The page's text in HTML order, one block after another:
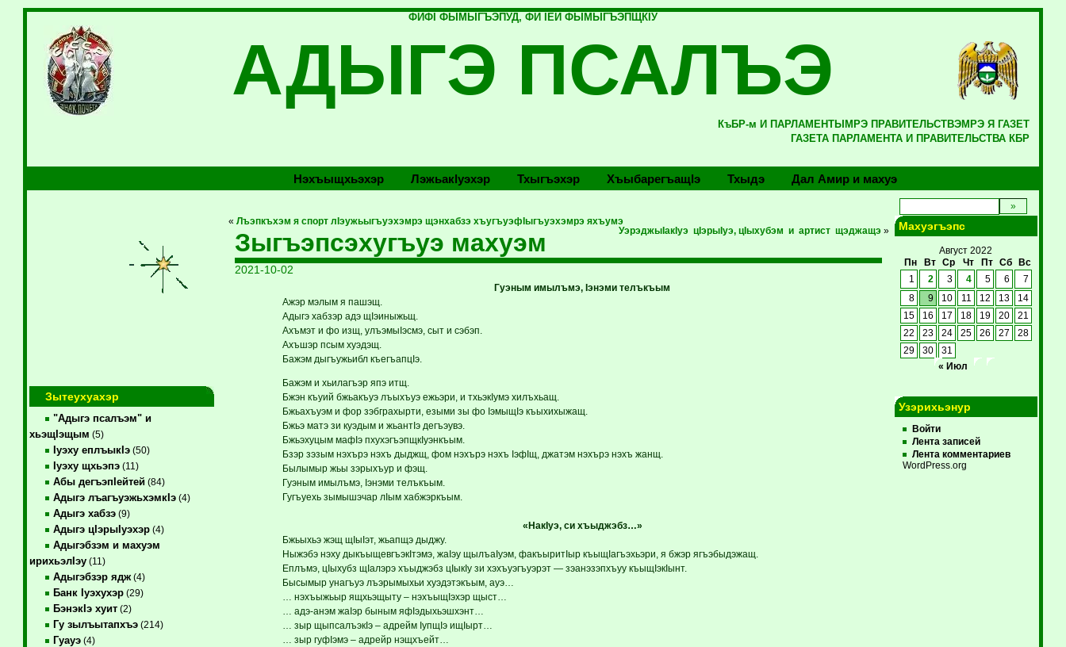
ФИФI ФЫМЫГЪЭПУД, ФИ IЕЙ ФЫМЫГЪЭПЩКIУ
АДЫГЭ ПСАЛЪЭ
КъБР-м И ПАРЛАМЕНТЫМРЭ ПРАВИТЕЛЬСТВЭМРЭ Я ГАЗЕТ
ГАЗЕТА ПАРЛАМЕНТА И ПРАВИТЕЛЬСТВА КБР
Нэхъыщхьэхэр Лэжьакlуэхэр Тхыгъэхэр Хъыбарегъащlэ Тхыдэ Дал Амир и махуэ
Зытеухуахэр
"Адыгэ псалъэм" и
хьэщIэщым (5)
Iуэху еплъыкIэ(50)
Iуэху щхьэпэ(11)
Абы дегъэпIейтей(84)
Адыгэ лъагъуэжьхэмкIэ(4)
Адыгэ хабзэ(9)
Адыгэ цIэрыIуэхэр(4)
Адыгэбзэм и махуэм
ирихьэлIэу(11)
Адыгэбзэр ядж(4)
Банк Iуэхухэр(29)
БэнэкIэ хуит(2)
Гу зылъытапхъэ(214)
Гуауэ(4)
« Лъэпкъхэм я спорт лIэужьыгъуэхэмрэ щэнхабзэ хъугъуэфIыгъуэхэмрэ яхъумэ
УэрэджыIакIуэ цIэрыIуэ, цIыхубэм и артист щэджащэ»
Зыгъэпсэхугъуэ махуэм
2021-10-02
Гуэным имылъмэ, Iэнэми телъкъым
Ажэр мэлым я пашэщ.
Адыгэ хабзэр адэ щIэиныжьщ.
Ахъмэт и фо изщ, улъэмыIэсмэ, сыт и сэбэп.
Ахъшэр псым хуэдэщ.
Бажэм дыгъужьибл къегъапцIэ.
Бажэм и хьилагъэр япэ итщ.
Бжэн къуий бжьакъуэ лъыхъуэ ежьэри, и тхьэкIумэ хилъхьащ.
Бжьахъуэм и фор зэбграхырти, езыми зы фо IэмыщIэ къыхихыжащ.
Бжьэ матэ зи куэдым и жьантIэ дегъэувэ.
Бжьэхуцым мафIэ пхухэгъэпщкIуэнкъым.
Бзэр зэзым нэхърэ нэхъ дыджщ, фом нэхърэ нэхъ IэфIщ, джатэм нэхърэ нэхъ жанщ.
Былымыр жьы зэрыхъур и фэщ.
Гуэным имылъмэ, Iэнэми телъкъым.
Гугъуехь зымышэчар лIым хабжэркъым.
«НакIуэ, си хъыджэбз…»
Бжьыхьэ жэщ щIыIэт, жьапщэ дыджу.
Ныжэбэ нэху дыкъыщевгъэкIтэмэ, жаIэу щылъаIуэм, факъыритIыр къыщIагъэхьэри, я бжэр ягъэбыдэжащ.
Еплъмэ, цIыхубз щIалэрэ хъыджэбз цIыкIу зи хэхъуэгъуэрэт — зэанэзэпхъуу къыщIэкIынт.
Бысымыр унагъуэ лъэрымыхьи хуэдэтэкъым, ауэ…
… нэхъыжьыр ящхьэщыту – нэхъыщIэхэр щыст…
… адэ-анэм жаIэр быным яфIэдыхьэшхэнт…
… зыр щыпсалъэкIэ – адрейм IупщIэ ищIырт…
… зыр гуфIэмэ – адрейр нэщхъейт…
Махуэгъэпс
Август 2022
Пн
Вт Ср Чт Пт Сб
Вс
1
2 3 4 5 6
7
8
9 10 11 12 13
14
15
16 17 18 19 20
21
22
23 24 25 26 27
28
29
30
31
« Июл
Узэрихьэнур
Войти
Лента записей
Лента комментариев
WordPress.org